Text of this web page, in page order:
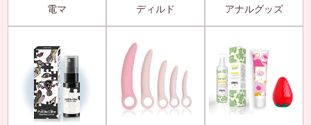
電マ ディルド アナルグッズ